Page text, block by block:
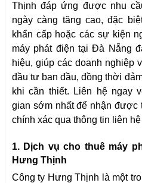
Thịnh đáp ứng được nhu
ngày càng tăng cao, đặc
khẩn cấp hoặc các sự kiện
máy phát điện tại Đà Nẵng
hiệu, giúp các doanh nghiệp
đầu tư ban đầu, đồng thời
khi cần thiết. Liên hệ ngay
gian sớm nhất để nhận được
chính xác qua thông tin liên
1. Dịch vụ cho thuê máy
Hưng Thịnh
Công ty Hưng Thịnh là một